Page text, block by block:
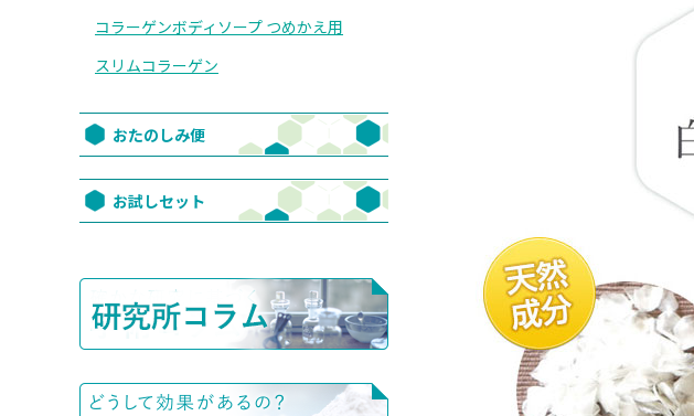
コラーゲンボディソープ つめかえ用
スリムコラーゲン
おたのしみ便
お試しセット